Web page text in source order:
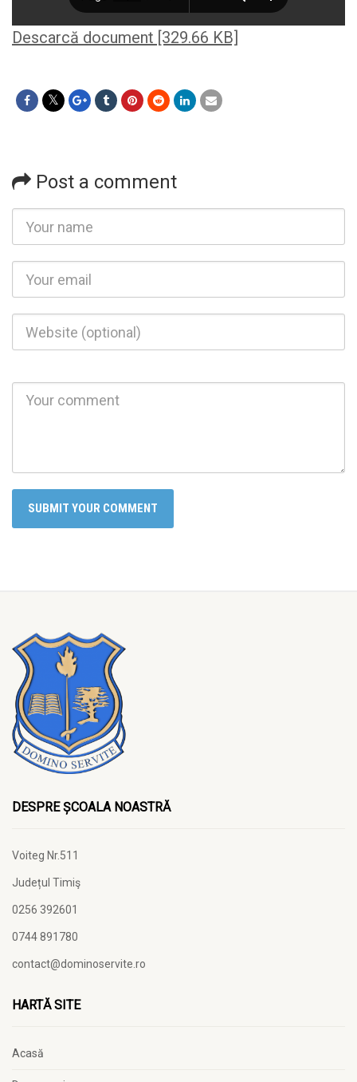
Descarcă document [329.66 KB]
Post a comment
DESPRE ȘCOALA NOASTRĂ
Voiteg Nr.511
Județul Timiş
0256 392601
0744 891780
contact@dominoservite.ro
HARTĂ SITE
Acasă